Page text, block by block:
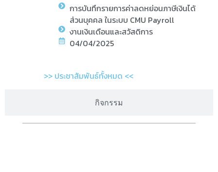
กิจกรรม
การบันทึกรายการค่าลดหย่อนภาษีเงินได้
ส่วนบุคคล ในระบบ CMU Payroll
งานเงินเดือนและสวัสดิการ
04/04/2025
>> ประชาสัมพันธ์ทั้งหมด <<